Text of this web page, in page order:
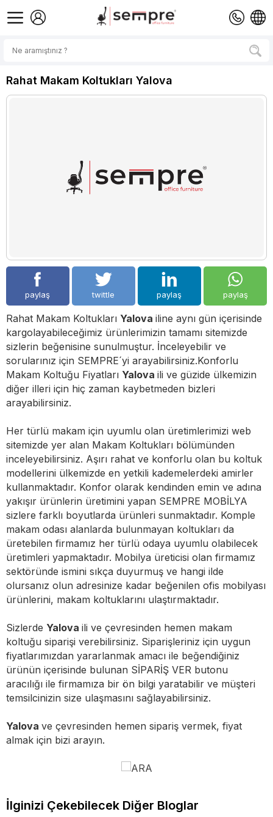
Rahat Makam Koltukları Yalova
paylaş twittle paylaş paylaş
Rahat Makam Koltukları Yalova iline aynı gün içerisinde
kargolayabileceğimiz ürünlerimizin tamamı sitemizde
sizlerin beğenisine sunulmuştur. İnceleyebilir ve
sorularınız için SEMPRE´yi arayabilirsiniz.Konforlu
Makam Koltuğu Fiyatları Yalova ili ve güzide ülkemizin
diğer illeri için hiç zaman kaybetmeden bizleri
arayabilirsiniz.
Her türlü makam için uyumlu olan üretimlerimizi web
sitemizde yer alan Makam Koltukları bölümünden
inceleyebilirsiniz. Aşırı rahat ve konforlu olan bu koltuk
modellerini ülkemizde en yetkili kademelerdeki amirler
kullanmaktadır. Konfor olarak kendinden emin ve adına
yakışır ürünlerin üretimini yapan SEMPRE MOBİLYA
sizlere farklı boyutlarda ürünleri sunmaktadır. Komple
makam odası alanlarda bulunmayan koltukları da
üretebilen firmamız her türlü odaya uyumlu olabilecek
üretimleri yapmaktadır. Mobilya üreticisi olan firmamız
sektöründe ismini sıkça duyurmuş ve hangi ilde
olursanız olun adresinize kadar beğenilen ofis mobilyası
ürünlerini, makam koltuklarını ulaştırmaktadır.
Sizlerde Yalova ili ve çevresinden hemen makam
koltuğu siparişi verebilirsiniz. Siparişleriniz için uygun
fiyatlarımızdan yararlanmak amacı ile beğendiğiniz
ürünün içerisinde bulunan SİPARİŞ VER butonu
aracılığı ile firmamıza bir ön bilgi yaratabilir ve müşteri
temsilcinizin size ulaşmasını sağlayabilirsiniz.
Yalova ve çevresinden hemen sipariş vermek, fiyat
almak için bizi arayın.
İlginizi Çekebilecek Diğer Bloglar